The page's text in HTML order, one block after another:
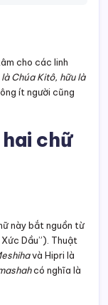
cho các linh
là Chúa Kitô, hữu là
ít người cũng
chữ
này bắt nguồn từ
Dầu”). Thuật
và Hipri là
có nghĩa là